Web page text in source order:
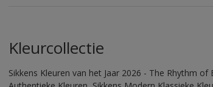
Kleurcollectie
Sikkens Kleuren van het Jaar 2026 - The Rhythm of